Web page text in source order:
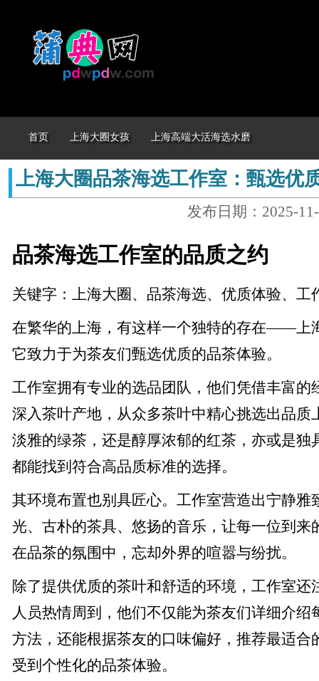
首页 上海大圈女孩 上海高端大活海选水磨
上海大圈品茶海选工作室：甄选优
发布日期：2025-
品茶海选工作室的品质之约
关键字：上海大圈、品茶海选、优质体验、工
在繁华的上海，有这样一个独特的存在——上
它致力于为茶友们甄选优质的品茶体验。
工作室拥有专业的选品团队，他们凭借丰富的
深入茶叶产地，从众多茶叶中精心挑选出品质
淡雅的绿茶，还是醇厚浓郁的红茶，亦或是独
都能找到符合高品质标准的选择。
其环境布置也别具匠心。工作室营造出宁静雅
光、古朴的茶具、悠扬的音乐，让每一位到来
在品茶的氛围中，忘却外界的喧嚣与纷扰。
除了提供优质的茶叶和舒适的环境，工作室还
人员热情周到，他们不仅能为茶友们详细介绍
方法，还能根据茶友的口味偏好，推荐最适合
受到个性化的品茶体验。